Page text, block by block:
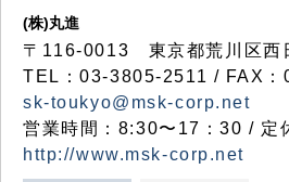
(株)丸進
〒116-0013 東京都荒川区西
TEL：03-3805-2511 / FAX
sk-toukyo@msk-corp.net
営業時間：8:30〜17：30 / 定
http://www.msk-corp.net